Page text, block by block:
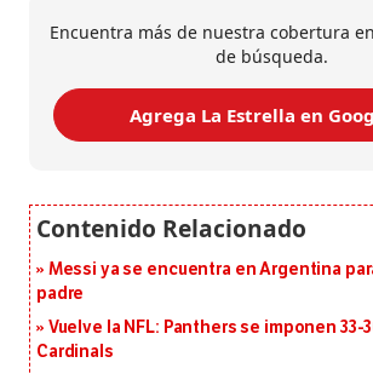
Encuentra más de nuestra cobertura
de búsqueda.
Agrega La Estrella en
Messi ya se encuentra en Argentina
padre
Vuelve la NFL: Panthers se imponen 33-
Cardinals